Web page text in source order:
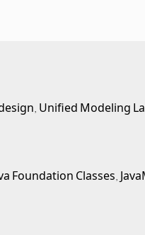
Unified Modeling
Foundation Classes,